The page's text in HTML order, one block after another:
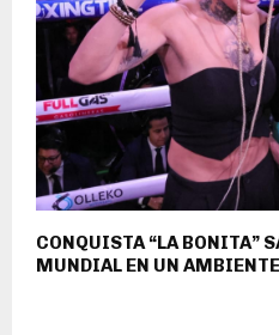
CONQUISTA “LA BONITA”
MUNDIAL EN UN